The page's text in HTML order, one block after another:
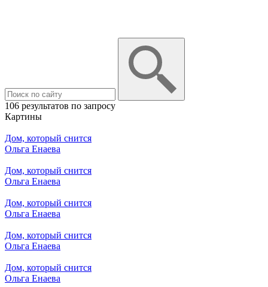
106 результатов по запросу
Картины
Дом, который снится
Ольга Енаева
Дом, который снится
Ольга Енаева
Дом, который снится
Ольга Енаева
Дом, который снится
Ольга Енаева
Дом, который снится
Ольга Енаева